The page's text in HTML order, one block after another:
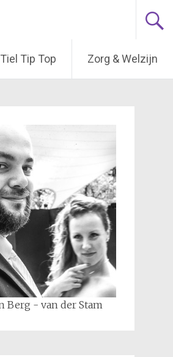
Tiel Tip Top Zorg & Welzijn
Berg - van der Stam